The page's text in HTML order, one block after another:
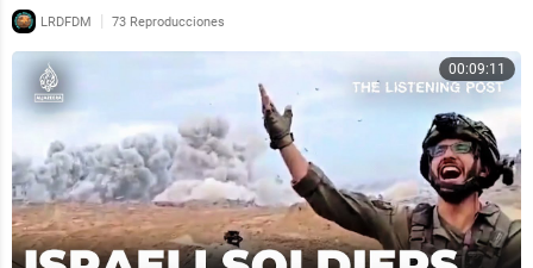
LRDFDM | 73 Reproducciones
00:09:11